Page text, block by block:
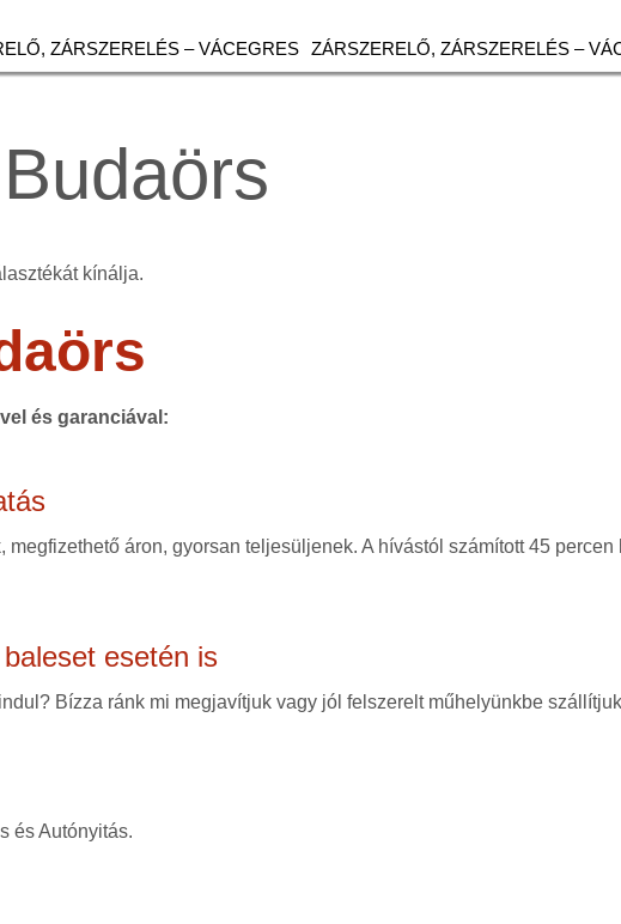
ZÁRSZERELÉS – VÁCEGRES ZÁRSZERELŐ, ZÁRSZERELÉS –
kínálja.
és garanciával:
áron, gyorsan teljesüljenek. A hívástól számított 45
esetén is
Bízza ránk mi megjavítjuk vagy jól felszerelt műhelyünkbe
és Autónyitás.